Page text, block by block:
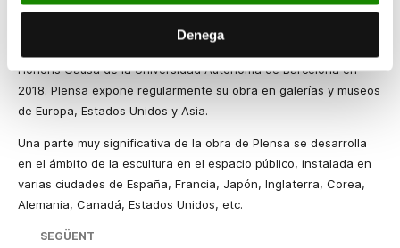
Denega
por la School of the Art Institute of Chicago. En España, recibió
el Premio Nacional de Bellas Artes en 2012 y el prestigioso
Honoris Causa de la Universidad Autónoma de Barcelona en
2018. Plensa expone regularmente su obra en galerías y museos
de Europa, Estados Unidos y Asia.
Una parte muy significativa de la obra de Plensa se desarrolla
en el ámbito de la escultura en el espacio público, instalada en
varias ciudades de España, Francia, Japón, Inglaterra, Corea,
Alemania, Canadá, Estados Unidos, etc.
SEGÜENT